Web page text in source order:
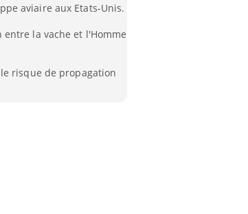
aviaire aux Etats-Unis.
entre la vache et l'Homme
risque de propagation